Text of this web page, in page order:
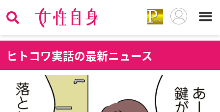
ヒ トコワ実話の最新ニュース